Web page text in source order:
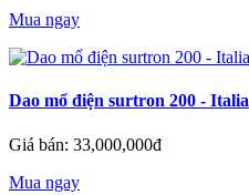
Mua ngay
Dao mổ điện surtron 200 - Italia
Giá bán: 33,000,000đ
Mua ngay